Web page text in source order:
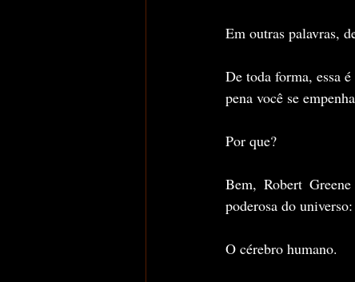
Em outras palavras,
De toda forma, essa
pena você se
Por que?
Bem, Robert
poderosa do universo:
O cérebro humano.